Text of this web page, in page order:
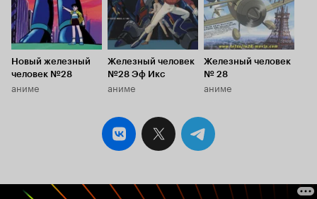
Новый железный
человек №28
аниме
Железный человек
№28 Эф Икс
аниме
Железный человек
№ 28
аниме